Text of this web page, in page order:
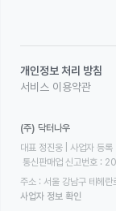
개인정보 처리 방침
서비스 이용약관
(주) 닥터나우
대표 정진웅 | 사업자
통신판매업 신고번호
주소 : 서울 강남구 테헤
사업자 정보 확인